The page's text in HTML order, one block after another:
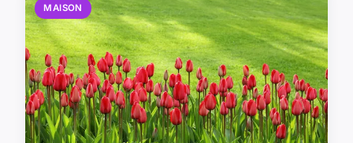
MAISON